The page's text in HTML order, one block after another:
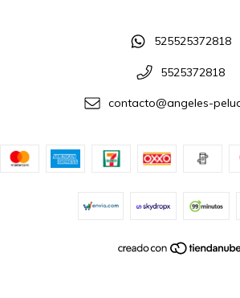
525525372818
5525372818
contacto@angeles-